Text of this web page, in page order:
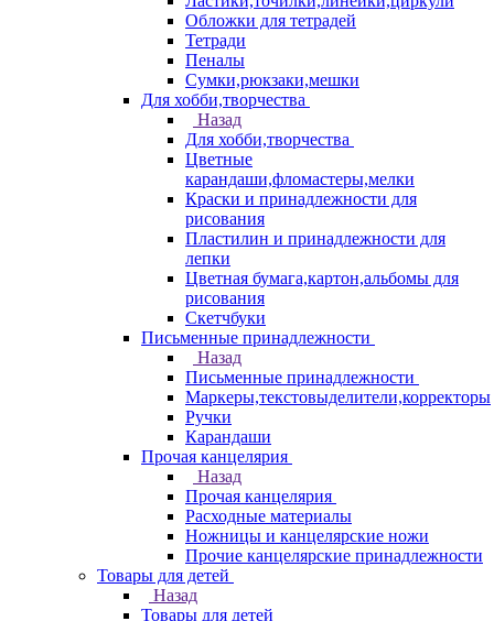
Обложки для тетрадей
Тетради
Пеналы
Сумки,рюкзаки,мешки
Для хобби,творчества
Назад
Для хобби,творчества
Цветные
карандаши,фломастеры,мелки
Краски и принадлежности для
рисования
Пластилин и принадлежности для
лепки
Цветная бумага,картон,альбомы для
рисования
Скетчбуки
Письменные принадлежности
Назад
Письменные принадлежности
Маркеры,текстовыделители,корректоры
Ручки
Карандаши
Прочая канцелярия
Назад
Прочая канцелярия
Расходные материалы
Ножницы и канцелярские ножи
Прочие канцелярские принадлежности
Товары для детей
Назад
Товары для детей